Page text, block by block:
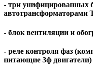
- три унифицированных
автотрансформаторами
- блок вентиляции и
- реле контроля фаз
питающие 3ф двигатели)